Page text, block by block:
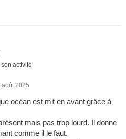
activité
août 2025
océan est mit en avant grâce à
mais pas trop lourd. Il donne
comme il le faut.